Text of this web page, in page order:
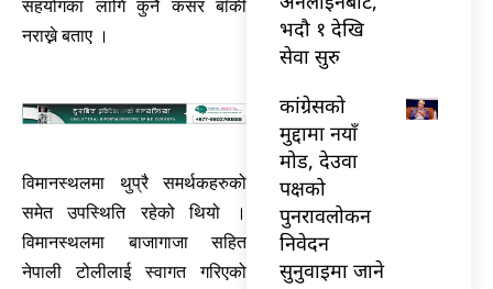
सहयोगका लागि कुनै कसर बाँकी
नराख्ने बताए ।
विमानस्थलमा थुप्रै समर्थकहरुको
समेत उपस्थिति रहेको थियो ।
विमानस्थलमा बाजागाजा सहित
नेपाली टोलीलाई स्वागत गरिएको
भदौ १ देखि
सेवा सुरु
कांग्रेसको
मुद्दामा नयाँ
मोड, देउवा
पक्षको
पुनरावलोकन
निवेदन
सुनुवाइमा जाने